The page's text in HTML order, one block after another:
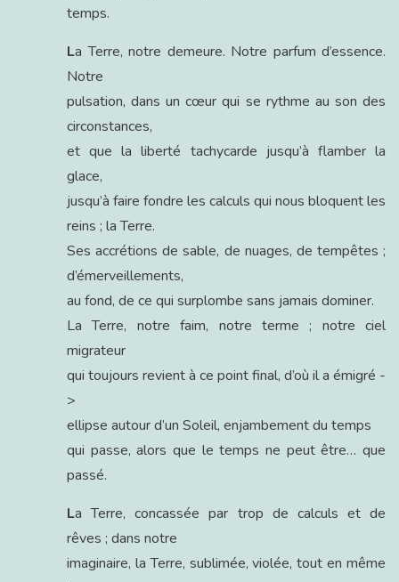
temps.
La Terre, notre demeure. Notre parfum d’essence.
Notre
pulsation, dans un cœur qui se rythme au son des
circonstances,
et que la liberté tachycarde jusqu’à flamber la
glace,
jusqu’à faire fondre les calculs qui nous bloquent les
reins ; la Terre.
Ses accrétions de sable, de nuages, de tempêtes ;
d’émerveillements,
au fond, de ce qui surplombe sans jamais dominer.
La Terre, notre faim, notre terme ; notre ciel
migrateur
qui toujours revient à ce point final, d’où il a émigré -
>
ellipse autour d’un Soleil, enjambement du temps
qui passe, alors que le temps ne peut être… que
passé.
La Terre, concassée par trop de calculs et de
rêves ; dans notre
imaginaire, la Terre, sublimée, violée, tout en même